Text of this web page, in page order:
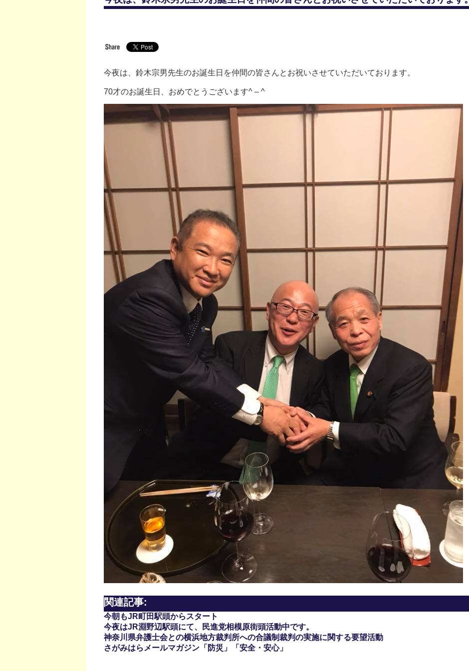
今夜は、鈴木宗男先生のお誕生日を仲間の皆さんとお祝いさせていただいております。
70才のお誕生日、おめでとうございます^ – ^
関連記事:
今朝もJR町田駅頭からスタート
今夜はJR淵野辺駅頭にて、民進党相模原街頭活動中です。
神奈川県弁護士会との横浜地方裁判所への合議制裁判の実施に関する要望活動
さがみはらメールマガジン「防災」「安全・安心」